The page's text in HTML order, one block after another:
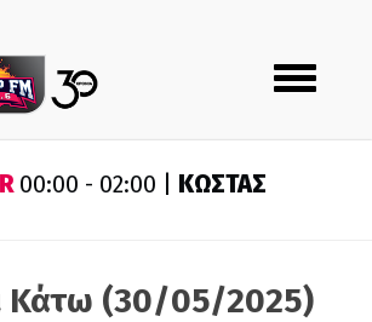
Toggle
navigation
00:00 - 02:00 | ΚΩΣΤΑΣ
Κάτω (30/05/2025)